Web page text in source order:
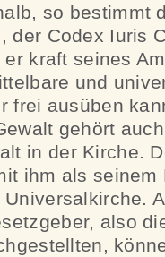
so bestimmt
der Codex Iuris
er kraft seines
und
frei ausüben
gehört
in der Kirche.
ihm als seinem
also